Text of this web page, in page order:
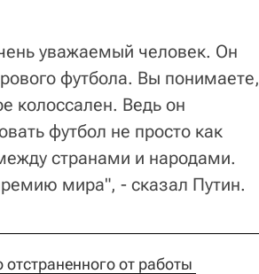
уважаемый человек. Он
футбола. Вы понимаете,
колоссален. Ведь он
футбол не просто как
странами и народами.
мира", - сказал Путин.
от работы